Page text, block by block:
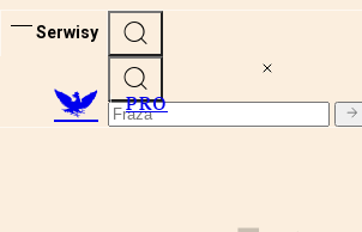
Serwisy
PRO